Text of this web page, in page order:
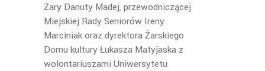
Żary Danuty Madej, przewodniczącej
Miejskiej Rady Seniorów Ireny
Marciniak oraz dyrektora Żarskiego
Domu kultury Łukasza Matyjaska z
wolontariuszami Uniwersytetu